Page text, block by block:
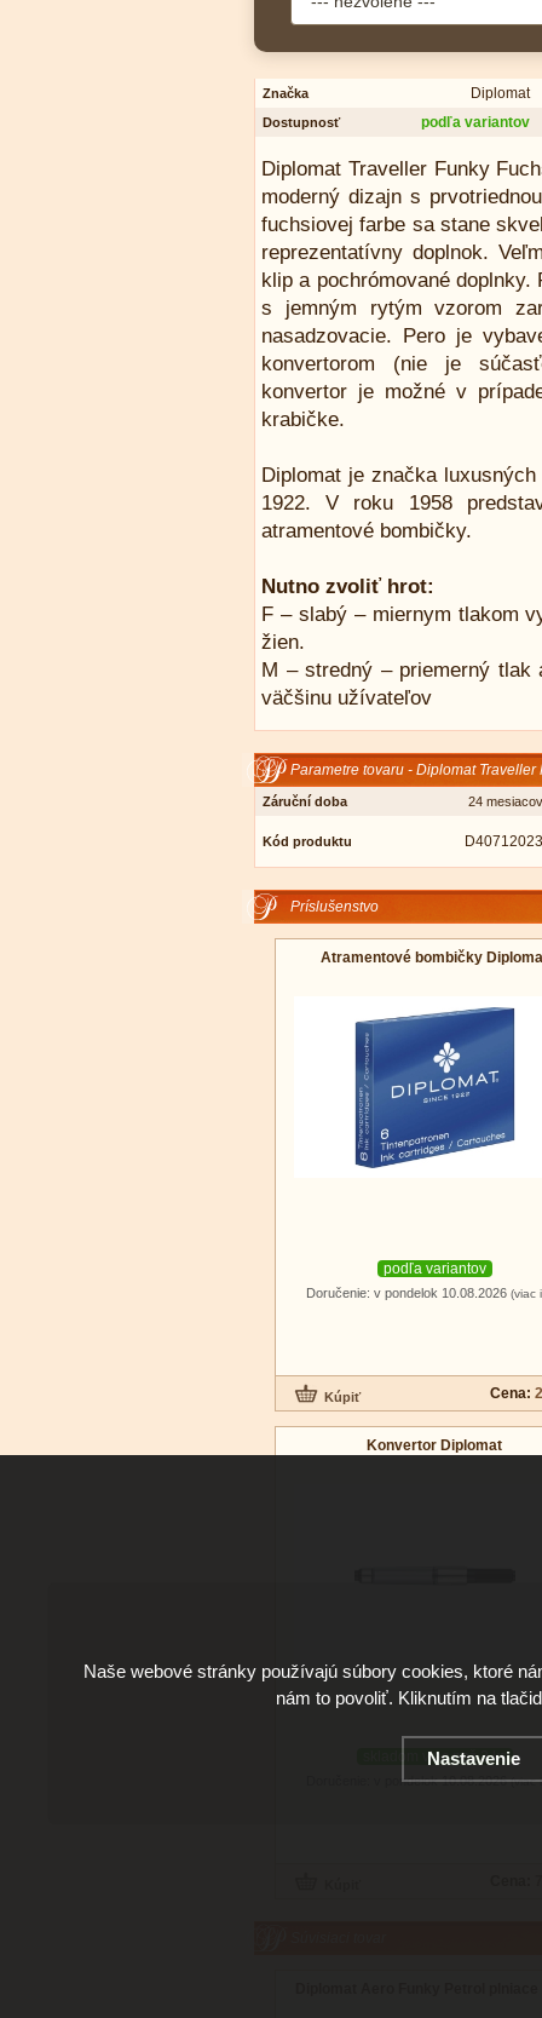
Značka Diplomat
Dostupnosť podľa variantov
Diplomat Traveller Funky
moderný dizajn s
fuchsiovej farbe sa stane
reprezentatívny doplnok.
klip a pochrómované
s jemným rytým vzorom
nasadzovacie. Pero je
konvertorom (nie je
konvertor je možné v
krabičke.
Diplomat je značka
1922. V roku 1958
atramentové bombičky.
Nutno zvoliť hrot:
F – slabý – miernym tlakom
žien.
M – stredný – priemerný
väčšinu užívateľov
Parametre tovaru - Diplomat
Záruční doba 24 mesiacov
Kód produktu D40712023
Príslušenstvo
Atramentové bombičky
podľa variantov
Doručenie: v pondelok 10.08.2026 (viac
Cena:
Konvertor Diplomat
skladom viac než 3 ks
Doručenie: v pondelok 10.08.2026(viac
Naše webové stránky používajú súbory cookies, ktoré
nám to povoliť. Kliknutím na
Nastavenie